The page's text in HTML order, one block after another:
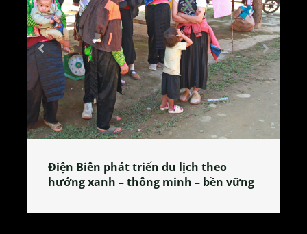
Làng làm bánh tẻ Phú Nhi – nơi lan
tỏa đặc sản xứ Đoài